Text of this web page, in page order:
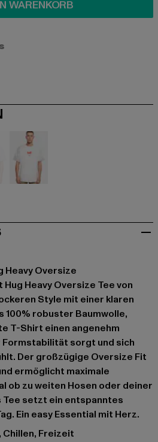
WARENKORB
Heavy Oversize
Hug Heavy Oversize Tee von
Style mit einer klaren
robuster Baumwolle,
T-Shirt einen angenehm
sorgt und sich
Der großzügige Oversize Fit
ermöglicht maximale
ob zu weiten Hosen oder deiner
setzt ein entspanntes
Ein easy Essential mit Herz.
Chillen, Freizeit